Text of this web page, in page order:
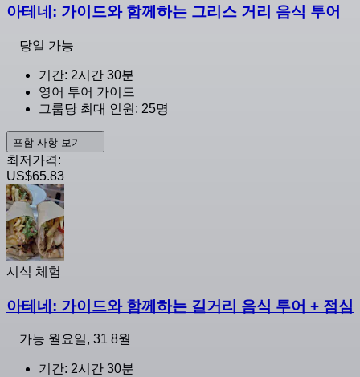
아테네: 가이드와 함께하는 그리스 거리 음식 투어
당일 가능
기간: 2시간 30분
영어 투어 가이드
그룹당 최대 인원: 25명
포함 사항 보기
최저가격:
US$65.83
시식 체험
아테네: 가이드와 함께하는 길거리 음식 투어 + 점심
가능 월요일, 31 8월
기간: 2시간 30분